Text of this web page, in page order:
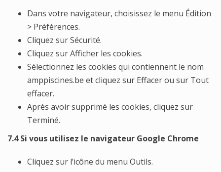
Dans votre navigateur, choisissez le menu Édition
> Préférences.
Cliquez sur Sécurité.
Cliquez sur Afficher les cookies.
Sélectionnez les cookies qui contiennent le nom
amppiscines.be et cliquez sur Effacer ou sur Tout
effacer.
Après avoir supprimé les cookies, cliquez sur
Terminé.
7.4 Si vous utilisez le navigateur Google Chrome
Cliquez sur l’icône du menu Outils.